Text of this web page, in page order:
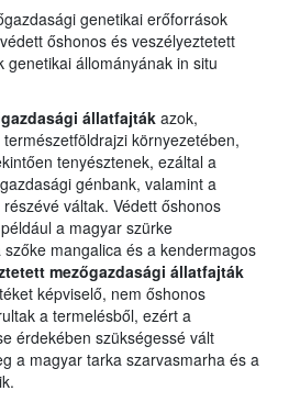
genetikai erőforrások
őshonos és veszélyeztetett
genetikai állományának in situ
állatfajták azok,
környezetében,
tenyésztenek, ezáltal a
génbank, valamint a
váltak. Védett őshonos
a magyar szürke
mangalica és a kendermagos
mezőgazdasági állatfajták
képviselő, nem őshonos
a termelésből, ezért a
érdekében szükségessé vált
a magyar tarka szarvasmarha és a